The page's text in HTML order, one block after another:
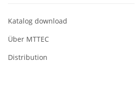
Katalog download
Über MTTEC
Distribution